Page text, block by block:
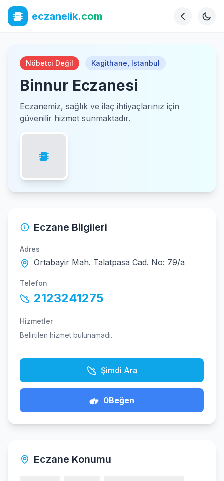
eczanelik.com
Nöbetçi Değil Kagithane Istanbul
Binnur Eczanesi
Eczanemiz, sağlık ve ilaç ihtiyaçlarınız için
güvenilir hizmet sunmaktadır.
Eczane Bilgileri
Adres
Ortabayir Mah. Talatpasa Cad. No: 79/a
Telefon
2123241275
Hizmetler
Belirtilen hizmet bulunamadı.
Şimdi Ara
0Beğen
Eczane Konumu